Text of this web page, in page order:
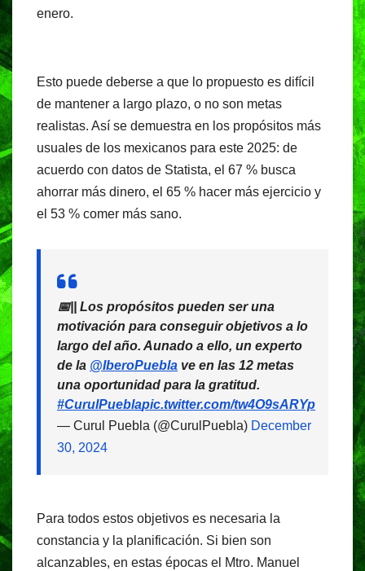
enero.
Esto puede deberse a que lo propuesto es difícil
de mantener a largo plazo, o no son metas
realistas. Así se demuestra en los propósitos más
usuales de los mexicanos para este 2025: de
acuerdo con datos de Statista, el 67 % busca
ahorrar más dinero, el 65 % hacer más ejercicio y
el 53 % comer más sano.
📅|| Los propósitos pueden ser una
motivación para conseguir objetivos a lo
largo del año. Aunado a ello, un experto
de la @IberoPuebla ve en las 12 metas
una oportunidad para la gratitud.
#CurulPueblapic.twitter.com/tw4O9sARYp
— Curul Puebla (@CurulPuebla) December
30, 2024
Para todos estos objetivos es necesaria la
constancia y la planificación. Si bien son
alcanzables, en estas épocas el Mtro. Manuel